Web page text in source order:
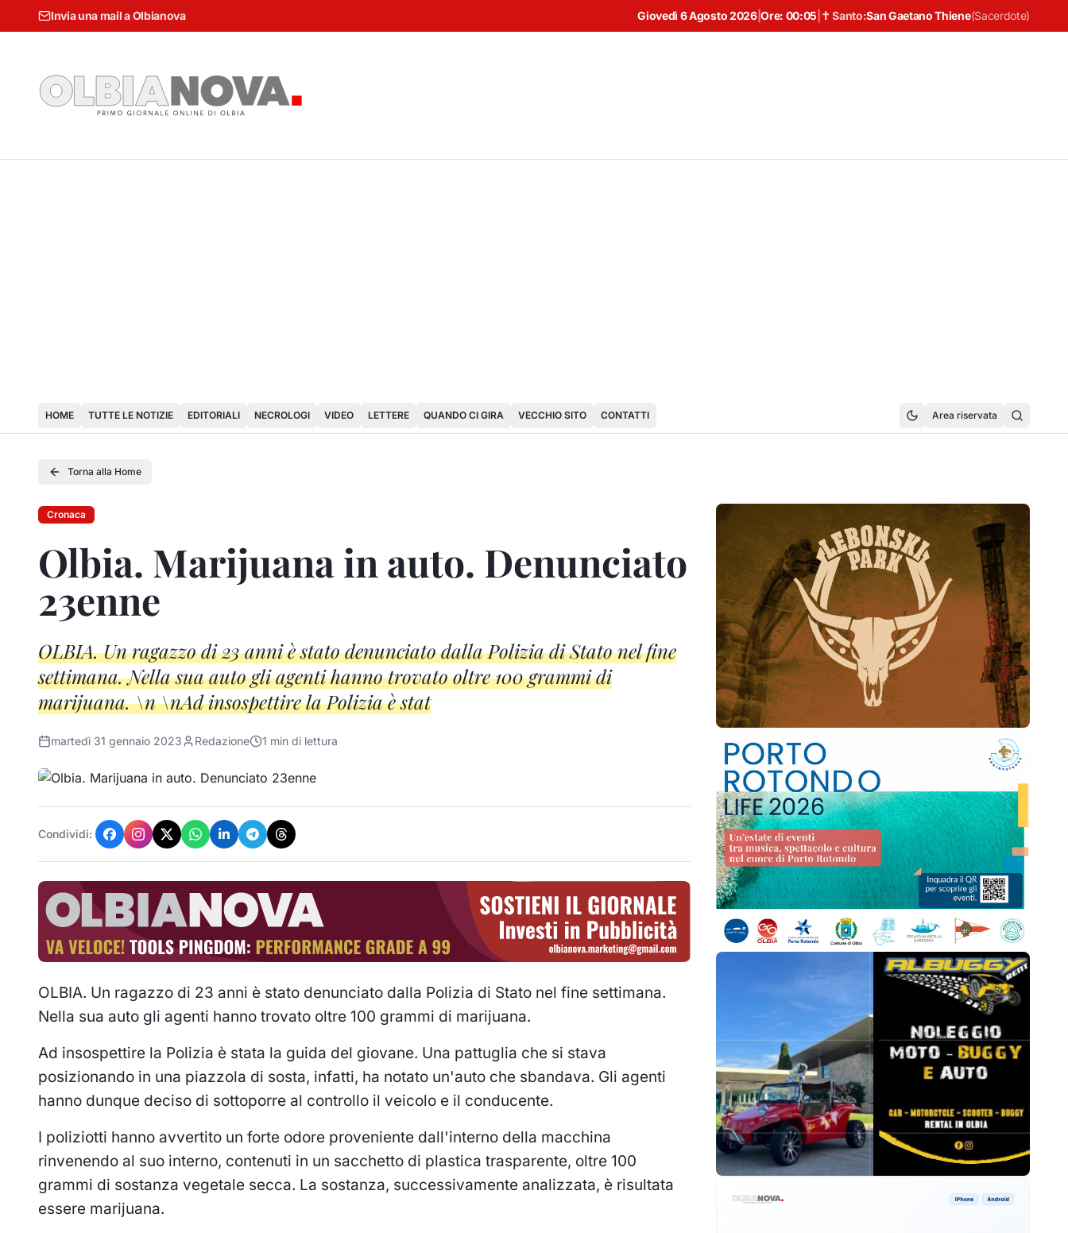
Invia una mail a Olbianova Giovedì 6 Agosto 2026|Ore: 00:05 ✝ Santo:San Gaetano Thiene(Sacerdote)
HOME TUTTE LE NOTIZIE EDITORIALI NECROLOGI VIDEO LETTERE QUANDO CI GIRA VECCHIO SITO CONTATTI Area riservata
Torna alla Home
Cronaca
Olbia. Marijuana in auto. Denunciato
23enne
OLBIA. Un ragazzo di 23 anni è stato denunciato dalla Polizia di Stato nel fine
settimana. Nella sua auto gli agenti hanno trovato oltre 100 grammi di
marijuana. \n \nAd insospettire la Polizia è stat
martedì 31 gennaio 2023 Redazione 1 min di lettura
Condividi:
OLBIA. Un ragazzo di 23 anni è stato denunciato dalla Polizia di Stato nel fine settimana.
Nella sua auto gli agenti hanno trovato oltre 100 grammi di marijuana.
Ad insospettire la Polizia è stata la guida del giovane. Una pattuglia che si stava
posizionando in una piazzola di sosta, infatti, ha notato un'auto che sbandava. Gli agenti
hanno dunque deciso di sottoporre al controllo il veicolo e il conducente.
I poliziotti hanno avvertito un forte odore proveniente dall'interno della macchina
rinvenendo al suo interno, contenuti in un sacchetto di plastica trasparente, oltre 100
grammi di sostanza vegetale secca. La sostanza, successivamente analizzata, è risultata
essere marijuana.